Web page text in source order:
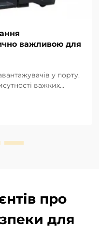
важливою для
у порту.
важких
є найбільш
про
для